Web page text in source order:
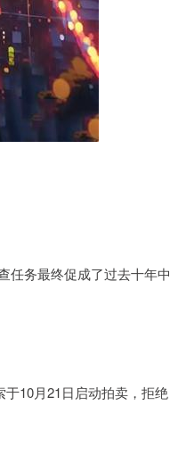
务最终促成了过去十年中
10月21日启动拍卖，拒绝